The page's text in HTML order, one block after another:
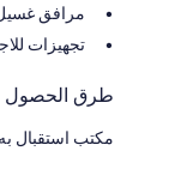
مرافق
تجهيزات
طرق الحصول
مكتب استقبال